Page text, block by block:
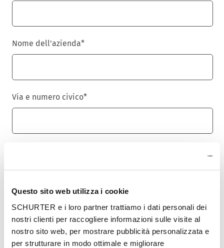
Questo sito web utilizza i cookie
SCHURTER e i loro partner trattiamo i dati personali dei
nostri clienti per raccogliere informazioni sulle visite al
nostro sito web, per mostrare pubblicità personalizzata e
per strutturare in modo ottimale e migliorare
Nome dell'azienda*
Via e numero civico*
Città*